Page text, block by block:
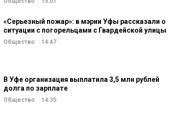
«Серьезный пожар»: в мэрии Уфы рассказали о
ситуации с погорельцами с Гвардейской улицы
Общество 14:47
В Уфе организация выплатила 3,5 млн рублей
долга по зарплате
Общество 14:35